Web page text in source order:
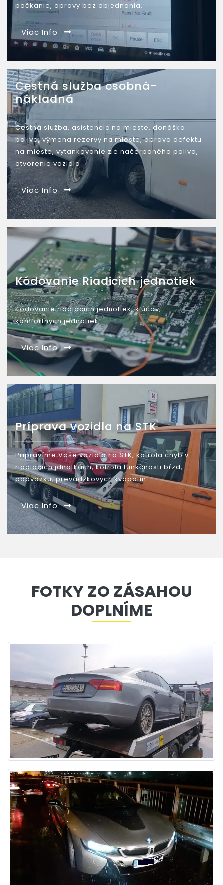
počkanie, opravy bez objednania.
Viac Info
Cestná služba osobná-
nákladná
Cestná služba, asistencia na mieste, donáška
paliva, výmena rezervy na mieste, oprava defektu
na mieste, vytankovanie zle načerpaného paliva,
otvorenie vozidla
Viac Info
Kódovanie Riadicich jednotiek
Kódovanie riadiacich jednotiek, klúčov,
komfortných jednotiek.
Viac Info
Príprava vozidla na STK
Pripravíme Vaše vozidlo na STK, kotrola chýb v
riadiacich jdnotkách, kotrola funkčnosti bŕzd,
podvozku, prevádzkových kvapalín.
Viac Info
FOTKY ZO ZÁSAHOU
DOPLNÍME